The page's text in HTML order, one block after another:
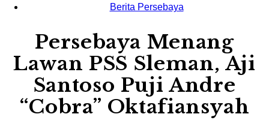
Berita Persebaya
Persebaya Menang
Lawan PSS Sleman, Aji
Santoso Puji Andre
“Cobra” Oktafiansyah